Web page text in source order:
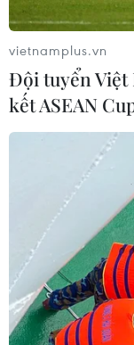
Phú Yên siết
kích hoạt
25/06/2021 08:47
Các địa phương
việc phong tỏa
phẩm cho người
vietnamplus.vn
Đội tuyển Việt
kết ASEAN